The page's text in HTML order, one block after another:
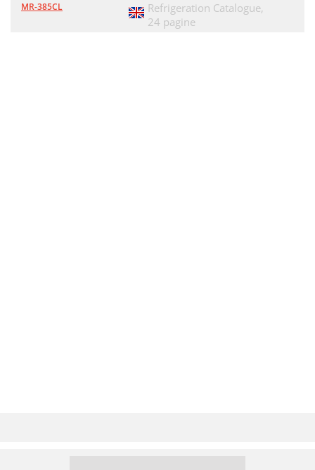
MR-385CL
Refrigeration Catalogue,
24 pagine